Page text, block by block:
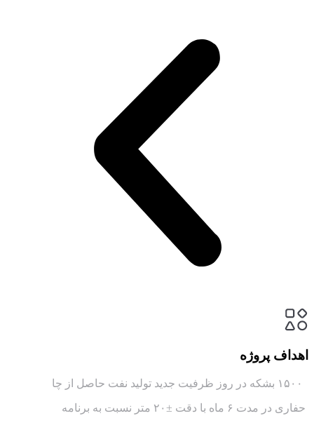
اهداف پروژه
حفاری در مدت ۶ ماه با دقت ±۲۰ متر نسبت به برنامه